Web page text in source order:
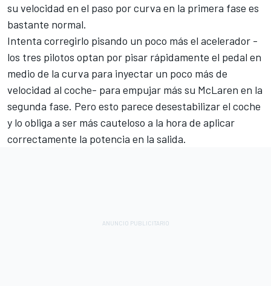
su velocidad en el paso por curva en la primera fase es
bastante normal.
Intenta corregirlo pisando un poco más el acelerador -
los tres pilotos optan por pisar rápidamente el pedal en
medio de la curva para inyectar un poco más de
velocidad al coche- para empujar más su McLaren en la
segunda fase. Pero esto parece desestabilizar el coche
y lo obliga a ser más cauteloso a la hora de aplicar
correctamente la potencia en la salida.